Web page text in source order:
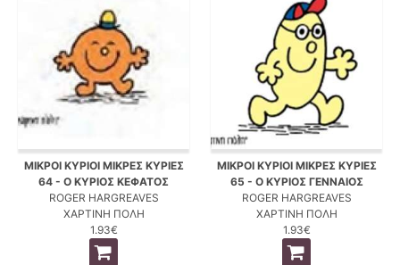
ΜΙΚΡΟΙ ΚΥΡΙΟΙ ΜΙΚΡΕΣ ΚΥΡΙΕΣ
64 - Ο ΚΥΡΙΟΣ ΚΕΦΑΤΟΣ
ROGER HARGREAVES
ΧΑΡΤΙΝΗ ΠΟΛΗ
1.93€
ΜΙΚΡΟΙ ΚΥΡΙΟΙ ΜΙΚΡΕΣ ΚΥΡΙΕΣ
65 - Ο ΚΥΡΙΟΣ ΓΕΝΝΑΙΟΣ
ROGER HARGREAVES
ΧΑΡΤΙΝΗ ΠΟΛΗ
1.93€